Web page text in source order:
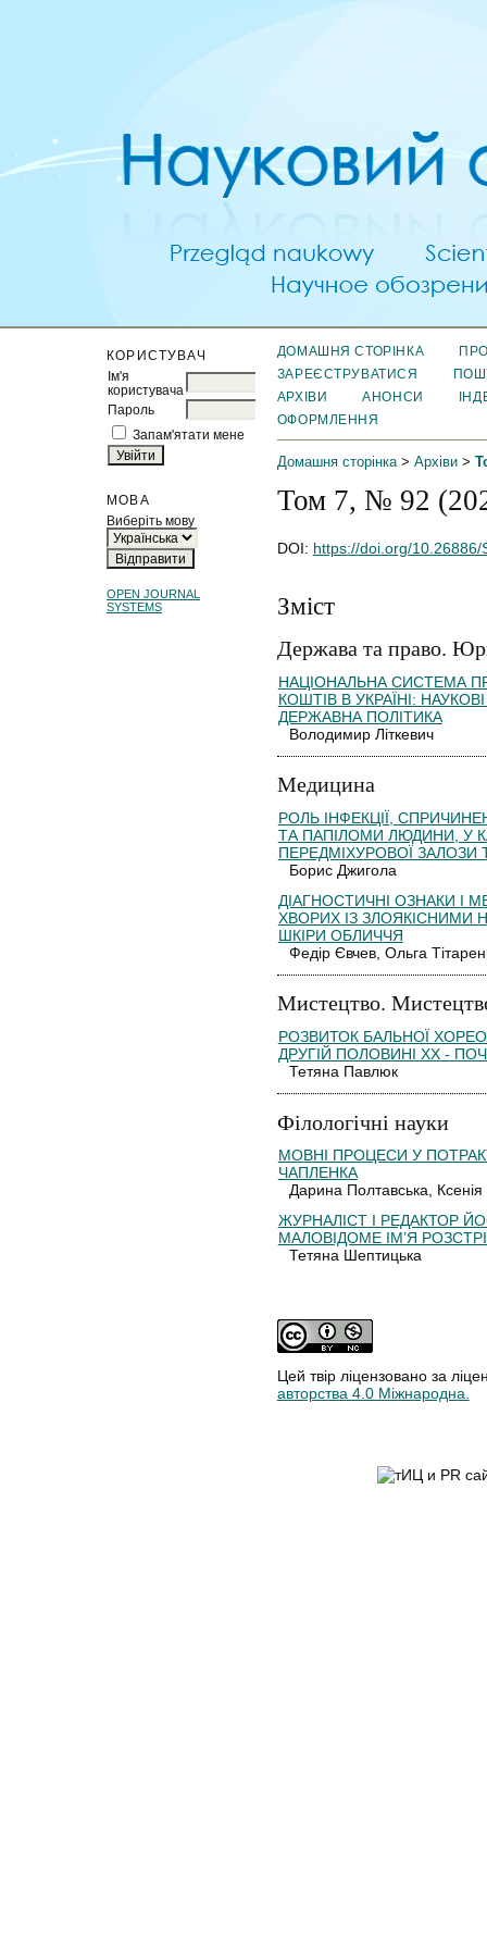
КОРИСТУВАЧ
Ім'я
користувача
Пароль
Запам'ятати мене
МОВА
Виберіть мову
OPEN JOURNAL
SYSTEMS
ДОМАШНЯ СТОРІНКА
ЗАРЕЄСТРУВАТИСЯ
АРХІВИ
АНОНСИ
ОФОРМЛЕННЯ
Домашня сторінка> Архіви>
Том 7, № 92
DOI: https://doi.org/
Зміст
Держава та право.
НАЦІОНАЛЬНА СИСТЕМА
КОШТІВ В УКРАЇНІ:
ДЕРЖАВНА ПОЛІТИКА
Володимир Літкевич
Медицина
РОЛЬ ІНФЕКЦІЇ,
ТА ПАПІЛОМИ ЛЮДИНИ, У
ПЕРЕДМІХУРОВОЇ ЗАЛОЗИ
Борис Джигола
ДІАГНОСТИЧНІ ОЗНАКИ І
ХВОРИХ ІЗ
ШКІРИ ОБЛИЧЧЯ
Федір Євчев, Ольга
Мистецтво.
РОЗВИТОК БАЛЬНОЇ
ДРУГІЙ ПОЛОВИНІ ХХ -
Тетяна Павлюк
Філологічні науки
МОВНІ ПРОЦЕСИ У
ЧАПЛЕНКА
Дарина Полтавська,
ЖУРНАЛІСТ І РЕДАКТОР
МАЛОВІДОМЕ ІМ’Я
Тетяна Шептицька
Цей твір ліцензовано за
авторства 4.0 Міжнародна.